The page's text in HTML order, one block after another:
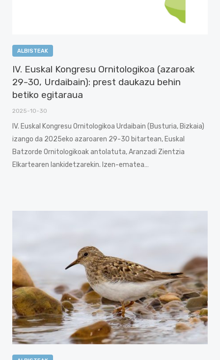
ALBISTEAK
IV. Euskal Kongresu Ornitologikoa (azaroak
29-30, Urdaibain): prest daukazu behin
betiko egitaraua
2025-10-30
IV. Euskal Kongresu Ornitologikoa Urdaibain (Busturia, Bizkaia)
izango da 2025eko azaroaren 29-30 bitartean, Euskal
Batzorde Ornitologikoak antolatuta, Aranzadi Zientzia
Elkartearen lankidetzarekin. Izen-ematea…